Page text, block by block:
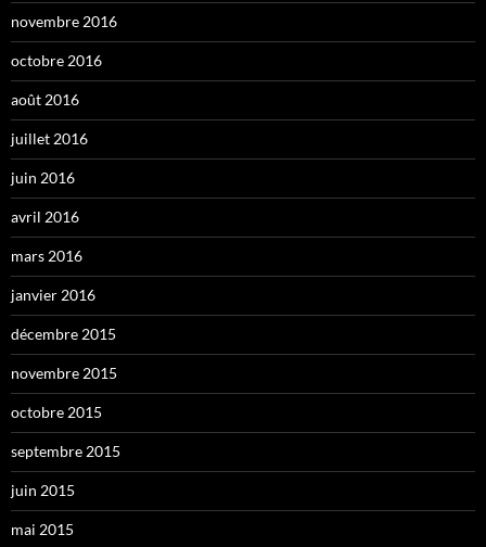
novembre 2016
octobre 2016
août 2016
juillet 2016
juin 2016
avril 2016
mars 2016
janvier 2016
décembre 2015
novembre 2015
octobre 2015
septembre 2015
juin 2015
mai 2015